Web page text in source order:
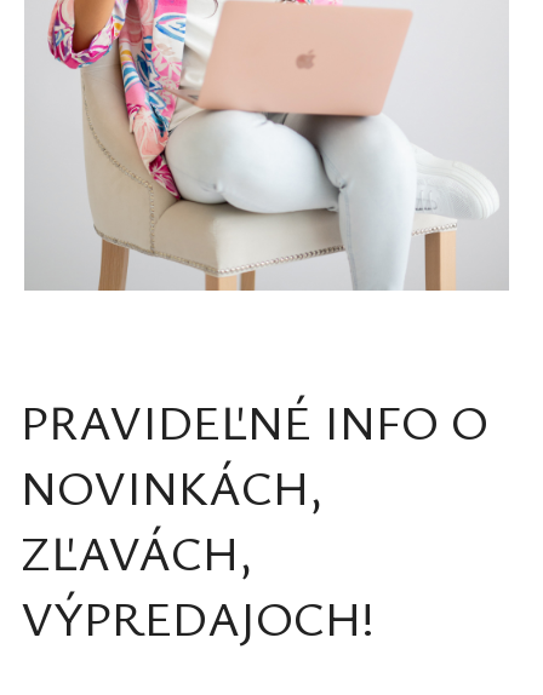
PRAVIDEĽNÉ INFO O
NOVINKÁCH,
ZĽAVÁCH,
VÝPREDAJOCH!